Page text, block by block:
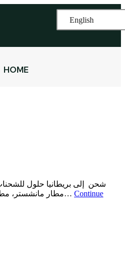
English
HOME
شحن إلى بريطانيا حلول
مطار مانشستر، مطار برمنغهام. بفضل خدماتها المتكاملة، تضمن الشركة تجربة شحن سلسة وموثوقة. مميزات الشحن الجوي مع شركة الطائر الذهبي – السرعة والكفاءة: يعتبر الشحن الجوي… Continue